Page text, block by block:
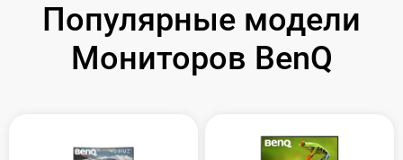
Популярные модели
Мониторов BenQ